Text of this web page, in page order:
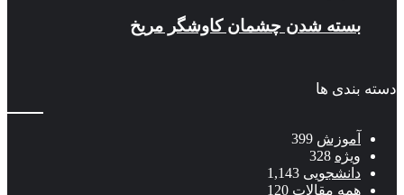
بسته شدن چشمان کاوشگر مريخ
دسته بندی ها
آموزش 399
ویژه 328
دانشجویی 1,143
همه مقالات 120